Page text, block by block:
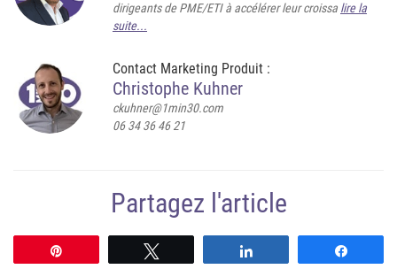
dirigeants de PME/ETI à accélérer leur croissa lire la
suite...
Contact Marketing Produit :
Christophe Kuhner
ckuhner@1min30.com
06 34 36 46 21
Partagez l'article